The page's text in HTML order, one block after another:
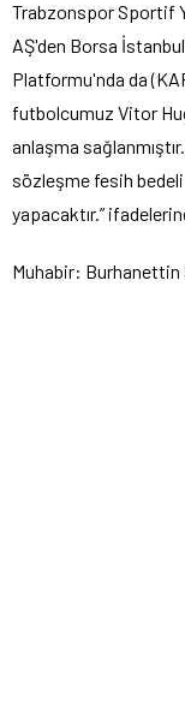
Trabzonspor Sportif
AŞ'den Borsa
Platformu'nda da
futbolcumuz Vitor
anlaşma
sözleşme fesih
yapacaktır.”
Muhabir: Burhanettin